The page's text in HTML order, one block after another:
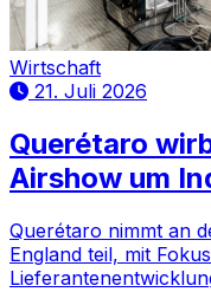
Wirtschaft
21. Juli 2026
Querétaro
Airshow um
Querétaro nimmt an
England teil, mit